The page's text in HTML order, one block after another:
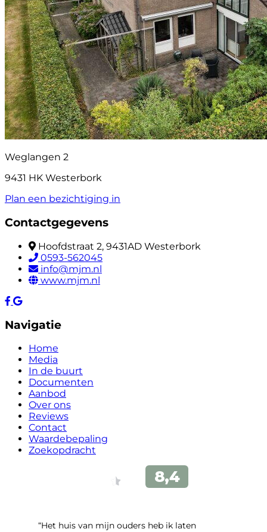
Weglangen 2
9431 HK Westerbork
Plan een bezichtiging in
Contactgegevens
Hoofdstraat 2, 9431AD Westerbork
0593-562045
info@mjm.nl
www.mjm.nl
Navigatie
Home
Media
In de buurt
Documenten
Aanbod
Over ons
Reviews
Contact
Waardebepaling
Zoekopdracht
“Het huis van mijn ouders heb ik laten